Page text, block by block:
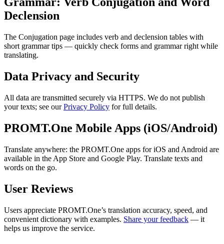
Declension
The Conjugation page includes verb and declension tables with
short grammar tips — quickly check forms and grammar right while
translating.
Data Privacy and Security
All data are transmitted securely via HTTPS. We do not publish
your texts; see ourPrivacy Policy for full details.
PROMT.One Mobile Apps (iOS/Android)
Translate anywhere: the PROMT.One apps for iOS and Android are
available in the App Store and Google Play. Translate texts and
words on the go.
User Reviews
Users appreciate PROMT.One’s translation accuracy, speed, and
convenient dictionary with examples. Share your feedback — it
helps us improve the service.